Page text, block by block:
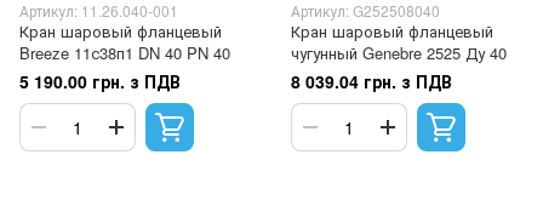
Артикул: 11.26.040-001
Кран шаровый фланцевый
Breeze 11с38п1 DN 40 PN 40
5 190.00 грн. з ПДВ
Артикул: G252508040
Кран шаровый фланцевый
чугунный Genebre 2525 Ду 40
8 039.04 грн. з ПДВ